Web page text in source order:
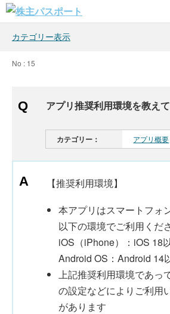
カテゴリー表示
No : 15
アプリ推奨利用環境を教え
カテゴリー： アプリ概要
【推奨利用環境】
本アプリはスマートフォ
以下の環境でご利用くだ
iOS（iPhone）：iOS 18
Android OS：Android 14
上記推奨利用環境であっ
の設定などによりご利用
があります